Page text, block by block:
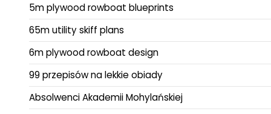
5m plywood rowboat blueprints
65m utility skiff plans
6m plywood rowboat design
99 przepisów na lekkie obiady
Absolwenci Akademii Mohylańskiej